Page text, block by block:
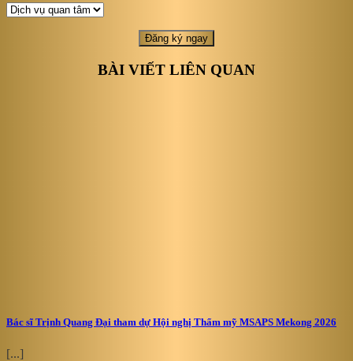
BÀI VIẾT LIÊN QUAN
Bác sĩ Trịnh Quang Đại tham dự Hội nghị Thẩm mỹ MSAPS Mekong 2026
[...]